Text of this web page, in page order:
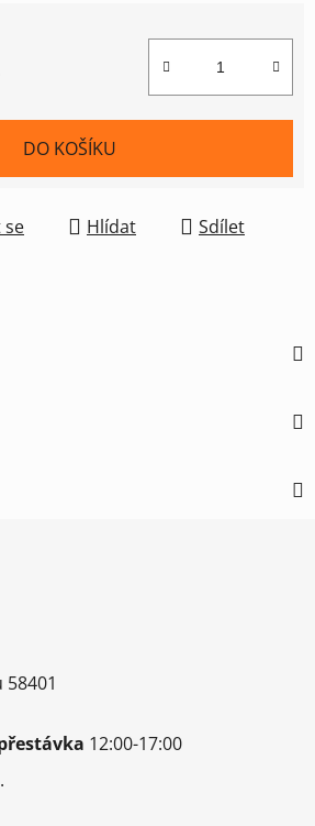
DO KOŠÍKU
se Hlídat Sdílet
58401
12:00-17:00